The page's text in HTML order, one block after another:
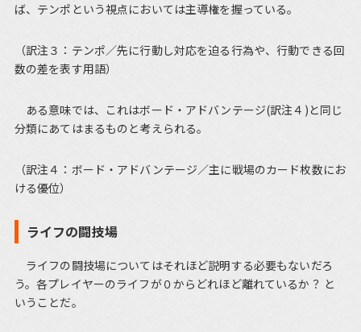
ば、テンポという視点においては主導権を握っている。
（訳注３：テンポ／先に行動し対応を迫る行為や、行動できる回
数の差を表す用語）
ある意味では、これはボード・アドバンテージ(訳注４)と同じ
分類にあてはまるものと考えられる。
（訳注４：ボード・アドバンテージ／主に戦場のカード枚数にお
ける優位）
ライフの闘技場
ライフの闘技場についてはそれほど説明する必要もないだろ
う。各プレイヤーのライフが０からどれほど離れているか？ と
いうことだ。